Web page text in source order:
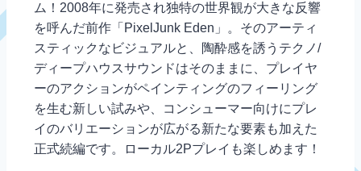
ム！2008年に発売され独特の世界観が大きな反響
を呼んだ前作「PixelJunk Eden」。そのアーティ
スティックなビジュアルと、陶酔感を誘うテクノ/
ディープハウスサウンドはそのままに、プレイヤ
ーのアクションがペインティングのフィーリング
を生む新しい試みや、コンシューマー向けにプレ
イのバリエーションが広がる新たな要素も加えた
正式続編です。ローカル2Pプレイも楽しめます！